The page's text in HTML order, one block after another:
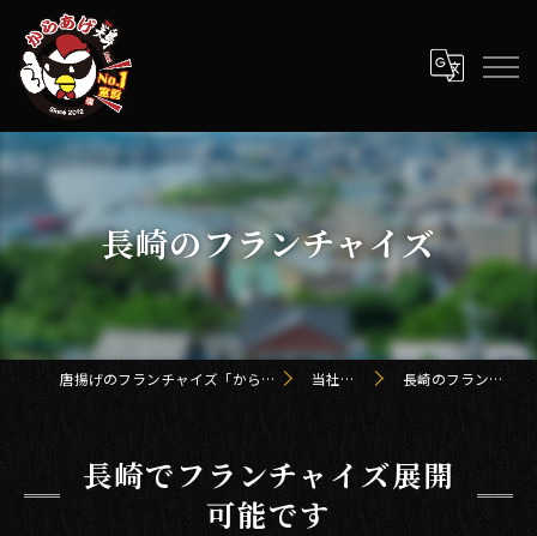
長崎のフランチャイズ
唐揚げのフランチャイズ「からあげ鶏 kei」 当社の特徴 長崎のフランチャイズ
長崎でフランチャイズ展開
可能です